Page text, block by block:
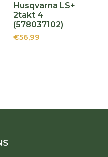
Husqvarna LS+
2takt 4
(578037102)
€56,99